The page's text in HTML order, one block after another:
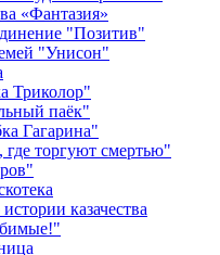
«Фантазия»
"Позитив"
"Унисон"
Триколор"
паёк"
Гагарина"
торгуют смертью"
казачества